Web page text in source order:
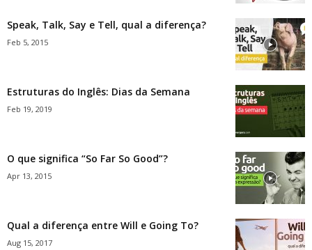
Speak, Talk, Say e Tell, qual a diferença?
Feb 5, 2015
Estruturas do Inglês: Dias da Semana
Feb 19, 2019
O que significa “So Far So Good”?
Apr 13, 2015
Qual a diferença entre Will e Going To?
Aug 15, 2017